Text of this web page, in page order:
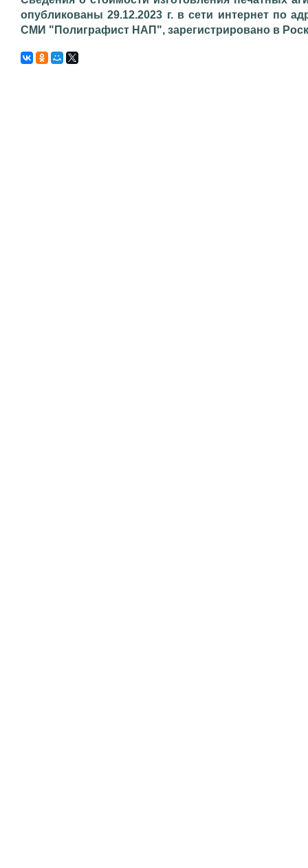
опубликованы 29.12.2023 г. в сети интернет по
СМИ "Полиграфист НАП", зарегистрировано в